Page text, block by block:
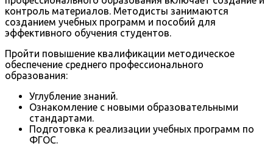
контроль материалов. Методисты занимаются
созданием учебных программ и пособий для
эффективного обучения студентов.
Пройти повышение квалификации методическое
обеспечение среднего профессионального
образования:
Углубление знаний.
Ознакомление с новыми образовательными
стандартами.
Подготовка к реализации учебных программ по
ФГОС.